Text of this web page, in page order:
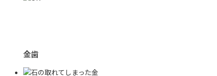
金歯